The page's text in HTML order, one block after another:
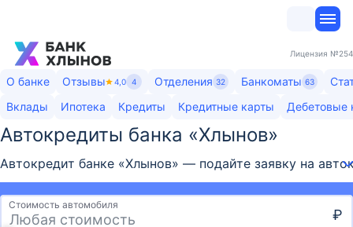
Лицензия №254
О банке Отзывы 4,0 4 Отделения 32 Банкоматы 63
Вклады
Ипотека Кредиты Кредитные карты Дебетовые
Автокредиты банка «Хлынов»​
Автокредит банке «Хлынов» — подайте заявку на
Стоимость автомобиля
₽